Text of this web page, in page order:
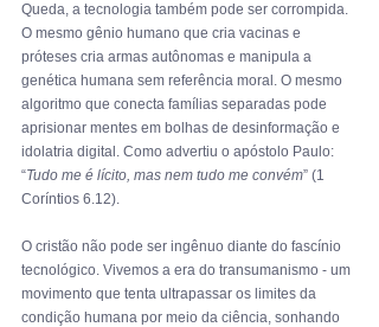
Queda, a tecnologia também pode ser corrompida.
O mesmo gênio humano que cria vacinas e
próteses cria armas autônomas e manipula a
genética humana sem referência moral. O mesmo
algoritmo que conecta famílias separadas pode
aprisionar mentes em bolhas de desinformação e
idolatria digital. Como advertiu o apóstolo Paulo:
“Tudo me é lícito, mas nem tudo me convém” (1
Coríntios 6.12).
O cristão não pode ser ingênuo diante do fascínio
tecnológico. Vivemos a era do transumanismo - um
movimento que tenta ultrapassar os limites da
condição humana por meio da ciência, sonhando